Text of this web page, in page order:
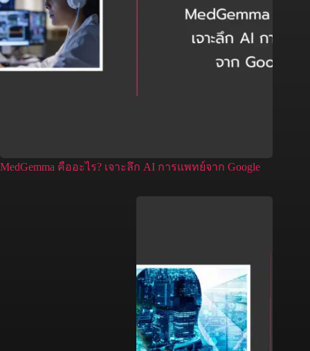
MedGemma คืออะไร? เจาะลึก AI การแพทย์จาก Google